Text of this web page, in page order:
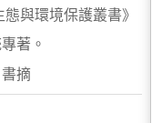
與環境保護叢書》
著。
摘